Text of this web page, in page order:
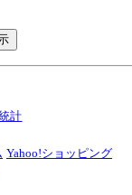
計
Yahoo!ショッピング